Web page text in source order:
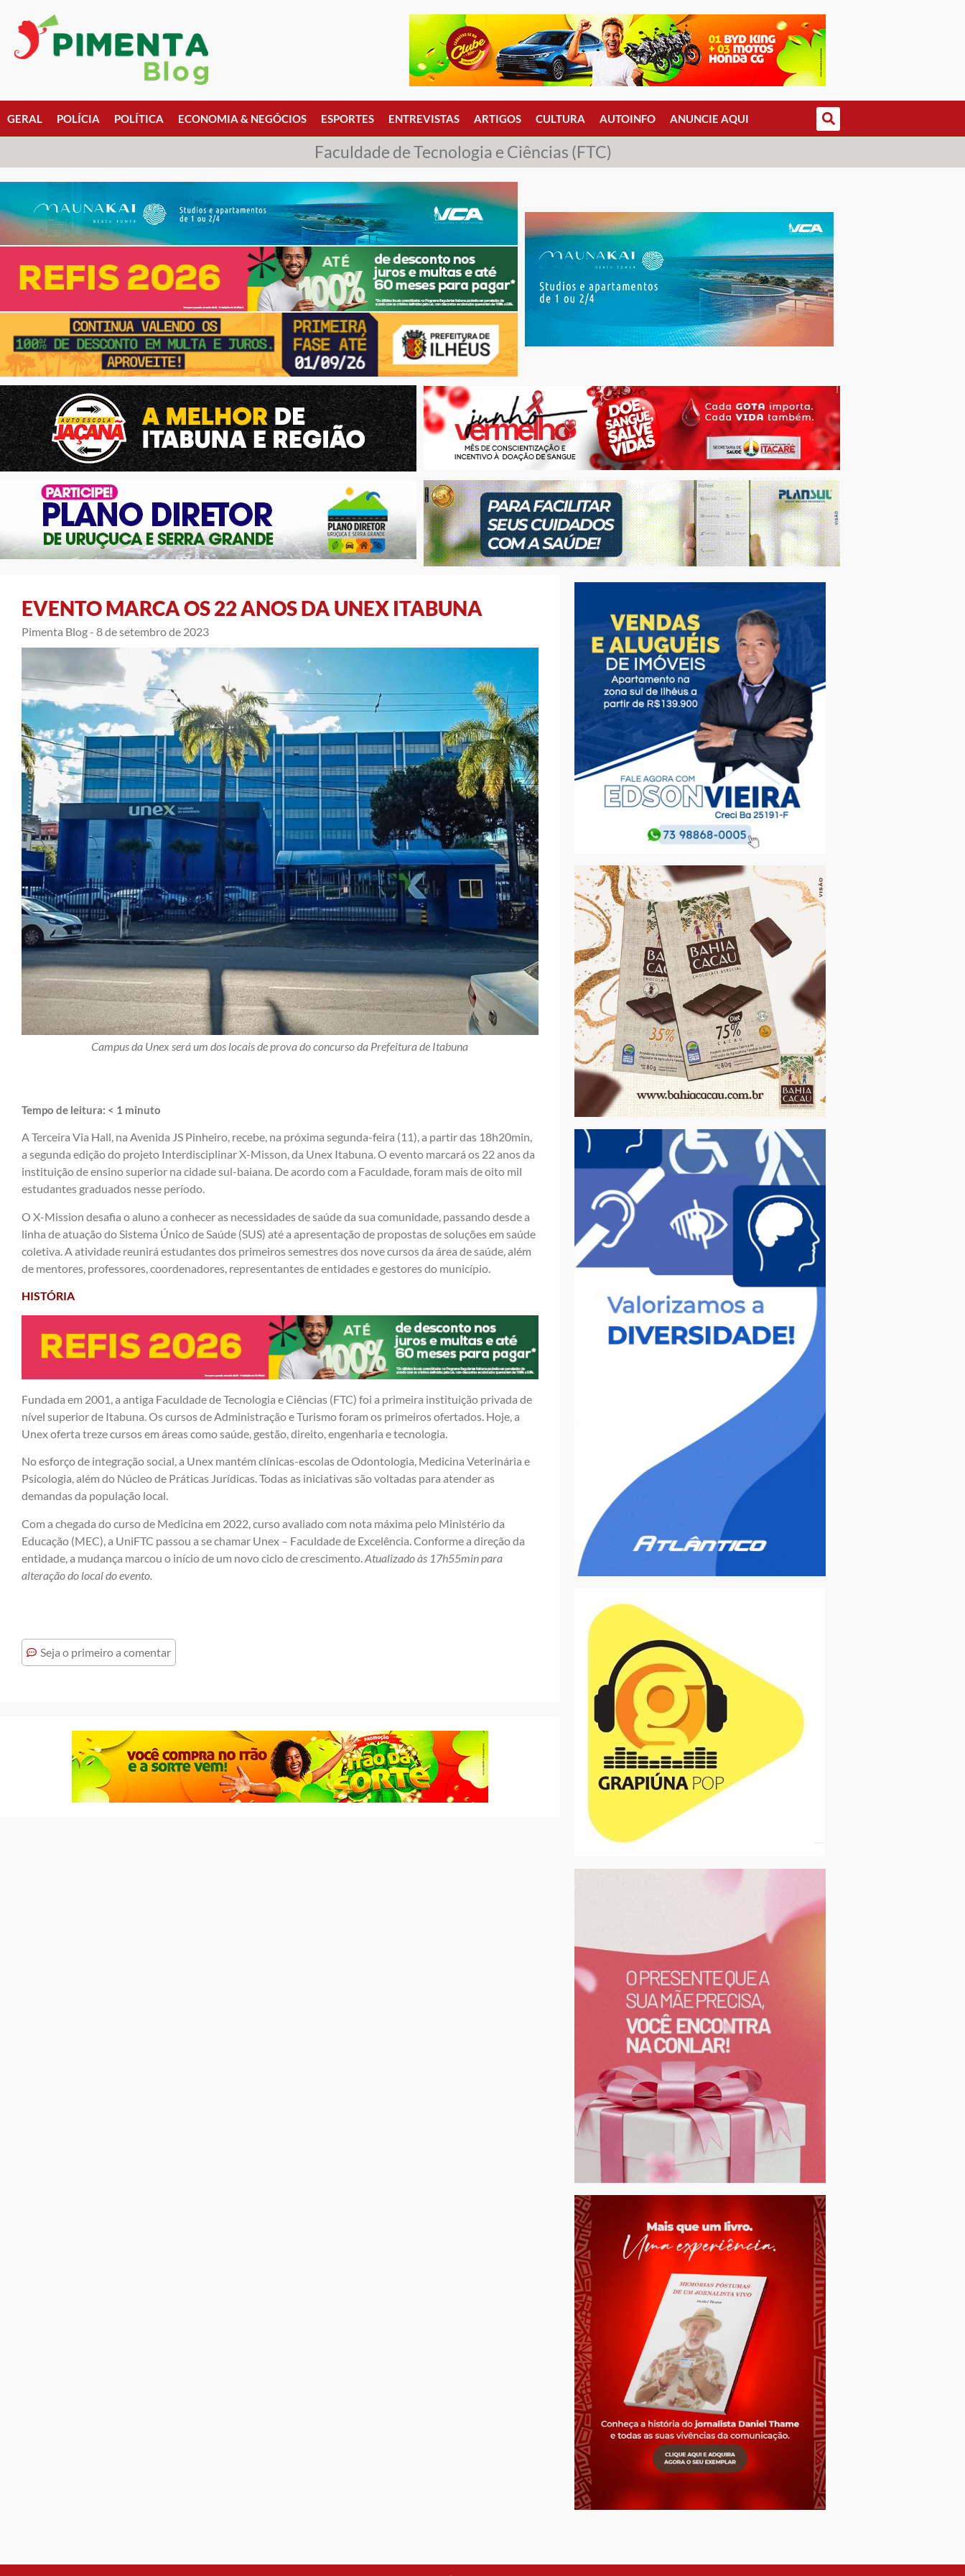
GERAL POLÍCIA POLÍTICA ECONOMIA & NEGÓCIOS ESPORTES ENTREVISTAS ARTIGOS CULTURA AUTOINFO ANUNCIE AQUI
Faculdade de Tecnologia e Ciências (FTC)
EVENTO MARCA OS 22 ANOS DA UNEX ITABUNA
Pimenta Blog - 8 de setembro de 2023
Campus da Unex será um dos locais de prova do concurso da Prefeitura de Itabuna
Tempo de leitura: < 1 minuto
A Terceira Via Hall, na Avenida JS Pinheiro, recebe, na próxima segunda-feira (11), a partir das 18h20min,
a segunda edição do projeto Interdisciplinar X-Misson, da Unex Itabuna. O evento marcará os 22 anos da
instituição de ensino superior na cidade sul-baiana. De acordo com a Faculdade, foram mais de oito mil
estudantes graduados nesse período.
O X-Mission desafia o aluno a conhecer as necessidades de saúde da sua comunidade, passando desde a
linha de atuação do Sistema Único de Saúde (SUS) até a apresentação de propostas de soluções em saúde
coletiva. A atividade reunirá estudantes dos primeiros semestres dos nove cursos da área de saúde, além
de mentores, professores, coordenadores, representantes de entidades e gestores do município.
HISTÓRIA
Fundada em 2001, a antiga Faculdade de Tecnologia e Ciências (FTC) foi a primeira instituição privada de
nível superior de Itabuna. Os cursos de Administração e Turismo foram os primeiros ofertados. Hoje, a
Unex oferta treze cursos em áreas como saúde, gestão, direito, engenharia e tecnologia.
No esforço de integração social, a Unex mantém clínicas-escolas de Odontologia, Medicina Veterinária e
Psicologia, além do Núcleo de Práticas Jurídicas. Todas as iniciativas são voltadas para atender as
demandas da população local.
Com a chegada do curso de Medicina em 2022, curso avaliado com nota máxima pelo Ministério da
Educação (MEC), a UniFTC passou a se chamar Unex – Faculdade de Excelência. Conforme a direção da
entidade, a mudança marcou o início de um novo ciclo de crescimento. Atualizado às 17h55min para
alteração do local do evento.
Seja o primeiro a comentar